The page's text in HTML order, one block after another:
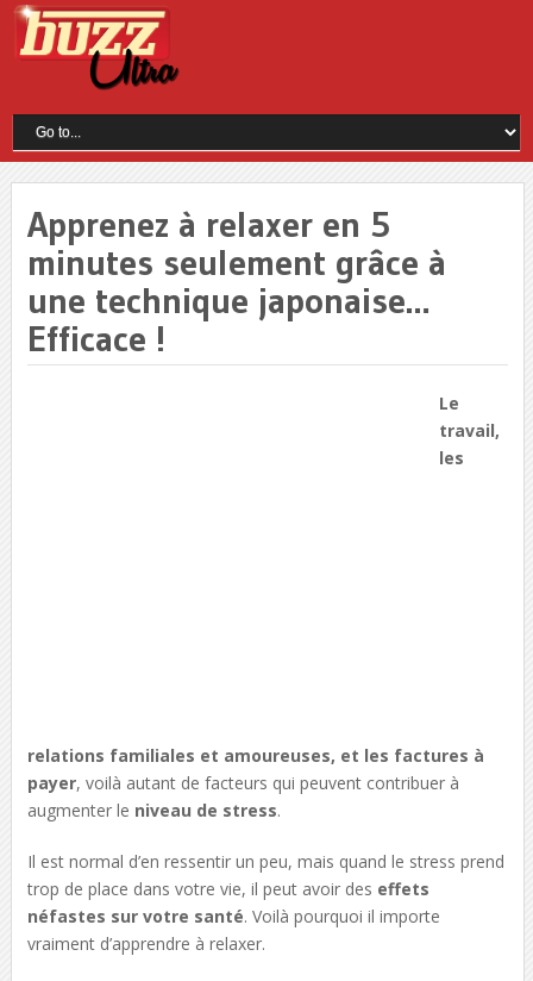
Apprenez à relaxer en 5
minutes seulement grâce à
une technique japonaise…
Efficace !
Le
travail,
les
relations familiales et amoureuses, et les factures à
payer, voilà autant de facteurs qui peuvent contribuer à
augmenter le niveau de stress.
Il est normal d’en ressentir un peu, mais quand le stress prend
trop de place dans votre vie, il peut avoir des effets
néfastes sur votre santé. Voilà pourquoi il importe
vraiment d’apprendre à relaxer.